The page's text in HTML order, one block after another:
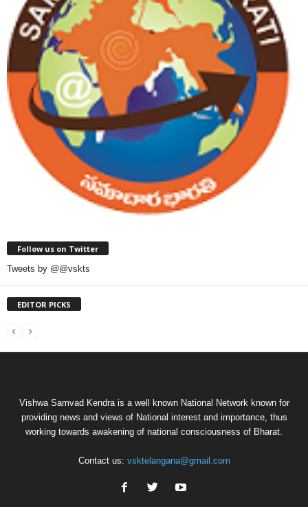
Follow us on Twitter
Tweets by @@vskts
EDITOR PICKS
Vishwa Samvad Kendra is a well known National Network known for
providing news and views of National interest and importance, thus
working towards awakening of national consciousness of Bharat.
Contact us: vsktelangana@gmail.com